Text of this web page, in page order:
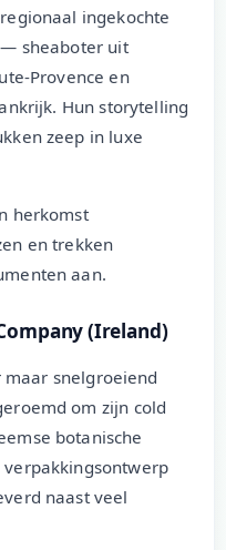
ingekochte
sheaboter uit
Provence en
Hun storytelling
zeep in luxe
herkomst
en trekken
aan.
(Ireland)
snelgroeiend
om zijn cold
botanische
naast veel